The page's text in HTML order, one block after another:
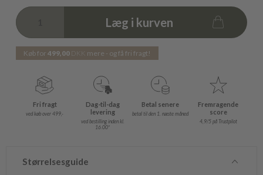
Læg i kurven
Køb for499,00 DKK mere - og få fri fragt!
Fri fragt
ved køb over 499,-
Dag-til-dag
levering
ved bestilling inden kl.
16.00*
Betal senere
betal til den 1. næste måned
Fremragende
score
4,9/5 på Trustpilot
Størrelsesguide